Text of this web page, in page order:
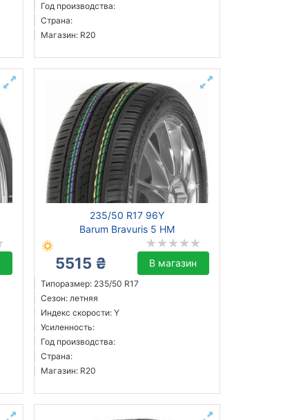
Год производства:
Страна:
Магазин: R20
235/50 R17 96Y
Barum Bravuris 5 HM
5515 ₴ В магазин
Типоразмер: 235/50 R17
Сезон: летняя
Индекс скорости: Y
Усиленность:
Год производства:
Страна:
Магазин: R20